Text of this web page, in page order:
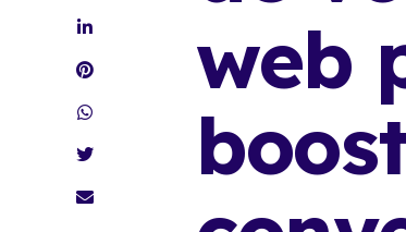
web